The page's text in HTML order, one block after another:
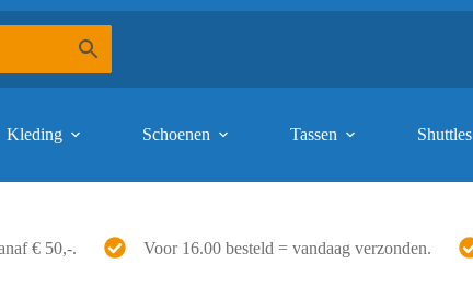
Kleding Schoenen Tassen Shuttles
€ 50,-. Voor 16.00 besteld = vandaag verzonden.